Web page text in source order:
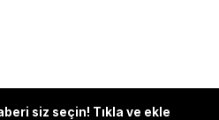
siz seçin! Tıkla ve ekle